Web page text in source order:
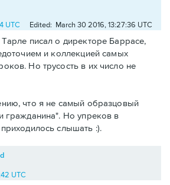
UTC Edited: March 30 2016, 13:27:36 UTC
писал о директоре Баррасе,
и коллекцией самых
Но трусость в их число не
что я не самый образцовый
гражданина". Но упреков в
слышать :).
UTC